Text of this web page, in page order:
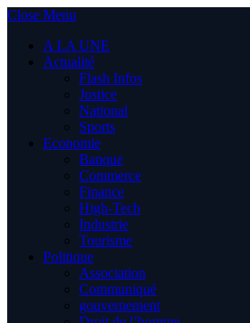
Close Menu
A LA UNE
Actualité
Flash Infos
Justice
National
Sports
Economie
Banque
Commerce
Finance
High-Tech
Industrie
Tourisme
Politique
Association
Communiqué
gouvernement